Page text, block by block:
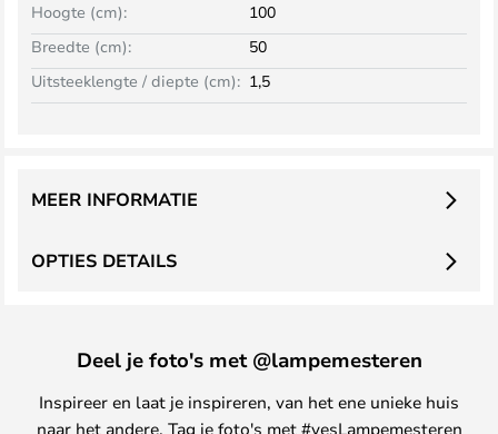
Breedte (cm): 50
Hoogte (cm): 100
Uitsteeklengte / diepte (cm): 1,5
OPTIES DETAILS
MEER INFORMATIE
Deel je foto's met @lampemesteren
Inspireer en laat je inspireren, van het ene unieke huis
naar het andere. Tag je foto's met #yesLampemesteren